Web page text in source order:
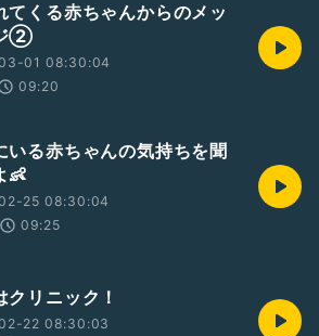
てくる赤ちゃんからのメッ
②
01 08:30:04
09:20
いる赤ちゃんの気持ちを聞
👶
25 08:30:04
09:25
クリニック！
22 08:30:03